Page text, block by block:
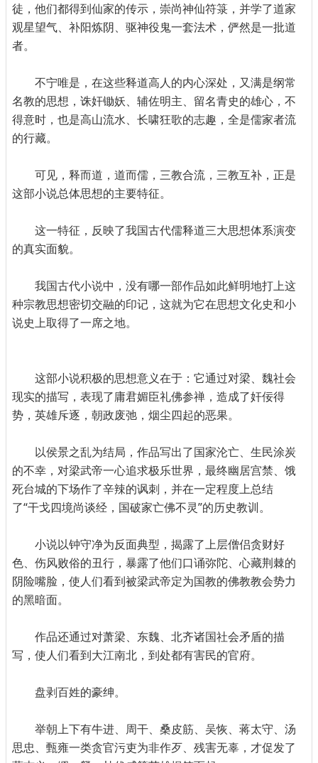
徒，他们都得到仙家的传示，崇尚神仙符箓，并学了道家
观星望气、补阳炼阴、驱神役鬼一套法术，俨然是一批道
者。
不宁唯是，在这些释道高人的内心深处，又满是纲常
名教的思想，诛奸锄妖、辅佐明主、留名青史的雄心，不
得意时，也是高山流水、长啸狂歌的志趣，全是儒家者流
的行藏。
可见，释而道，道而儒，三教合流，三教互补，正是
这部小说总体思想的主要特征。
这一特征，反映了我国古代儒释道三大思想体系演变
的真实面貌。
我国古代小说中，没有哪一部作品如此鲜明地打上这
种宗教思想密切交融的印记，这就为它在思想文化史和小
说史上取得了一席之地。
这部小说积极的思想意义在于：它通过对梁、魏社会
现实的描写，表现了庸君媚臣礼佛参禅，造成了奸佞得
势，英雄斥逐，朝政废弛，烟尘四起的恶果。
以侯景之乱为结局，作品写出了国家沦亡、生民涂炭
的不幸，对梁武帝一心追求极乐世界，最终幽居宫禁、饿
死台城的下场作了辛辣的讽刺，并在一定程度上总结
了“干戈四境尚谈经，国破家亡佛不灵”的历史教训。
小说以钟守净为反面典型，揭露了上层僧侣贪财好
色、伤风败俗的丑行，暴露了他们口诵弥陀、心藏荆棘的
阴险嘴脸，使人们看到被梁武帝定为国教的佛教教会势力
的黑暗面。
作品还通过对萧梁、东魏、北齐诸国社会矛盾的描
写，使人们看到大江南北，到处都有害民的官府。
盘剥百姓的豪绅。
举朝上下有牛进、周干、桑皮筋、吴恢、蒋太守、汤
思忠、甄雍一类贪官污吏为非作歹、残害无辜，才促发了